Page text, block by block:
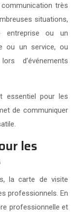
très
situations,
ou un
ou un service, ou
d’événements
essentiel pour les
de communiquer
les
la carte de visite
professionnels. En
professionnelle et